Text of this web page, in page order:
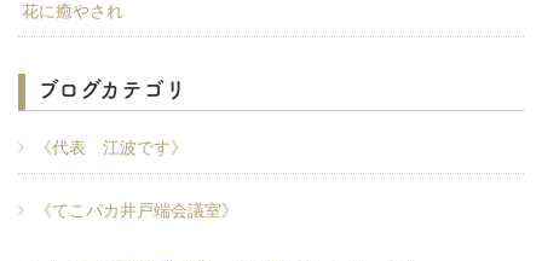
花に癒やされ
ブログカテゴリ
《代表 江波です》
《てこパカ井戸端会議室》